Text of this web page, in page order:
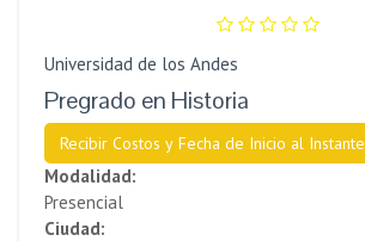
Universidad de los Andes
Pregrado en Historia
Recibir Costos y Fecha de Inicio al Instante
Modalidad:
Presencial
Ciudad: